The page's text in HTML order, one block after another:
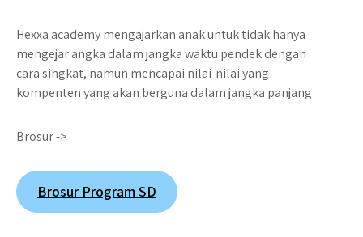
Hexxa academy mengajarkan anak untuk tidak hanya
mengejar angka dalam jangka waktu pendek dengan
cara singkat, namun mencapai nilai-nilai yang
kompenten yang akan berguna dalam jangka panjang
Brosur ->
Brosur Program SD